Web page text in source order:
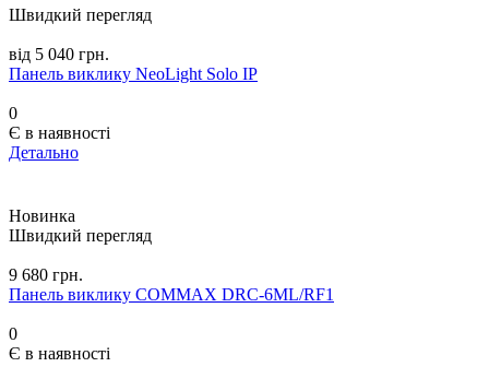
Швидкий перегляд
від 5 040 грн.
Панель виклику NeoLight Solo IP
0
Є в наявності
Детально
Новинка
Швидкий перегляд
9 680 грн.
Панель виклику COMMAX DRC-6ML/RF1
0
Є в наявності